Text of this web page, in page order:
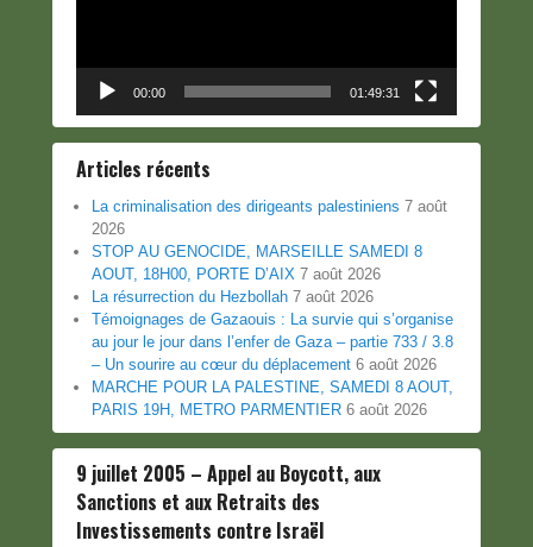
00:00 01:49:31
Articles récents
La criminalisation des dirigeants palestiniens 7 août
2026
STOP AU GENOCIDE, MARSEILLE SAMEDI 8
AOUT, 18H00, PORTE D’AIX 7 août 2026
La résurrection du Hezbollah 7 août 2026
Témoignages de Gazaouis : La survie qui s’organise
au jour le jour dans l’enfer de Gaza – partie 733 / 3.8
– Un sourire au cœur du déplacement 6 août 2026
MARCHE POUR LA PALESTINE, SAMEDI 8 AOUT,
PARIS 19H, METRO PARMENTIER 6 août 2026
9 juillet 2005 – Appel au Boycott, aux
Sanctions et aux Retraits des
Investissements contre Israël